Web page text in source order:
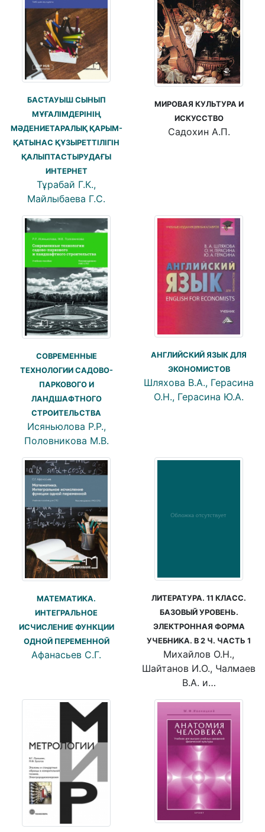
БАСТАУЫШ СЫНЫП
МҰҒАЛІМДЕРІНІҢ
МӘДЕНИЕТАРАЛЫҚ ҚАРЫМ-
ҚАТЫНАС ҚҰЗЫРЕТТІЛІГІН
ҚАЛЫПТАСТЫРУДАҒЫ
ИНТЕРНЕТ
Тұрабай Г.К.,
Майлыбаева Г.С.
МИРОВАЯ КУЛЬТУРА И
ИСКУССТВО
Садохин А.П.
СОВРЕМЕННЫЕ
ТЕХНОЛОГИИ САДОВО-
ПАРКОВОГО И
ЛАНДШАФТНОГО
СТРОИТЕЛЬСТВА
Исяньюлова Р.Р.,
Половникова М.В.
АНГЛИЙСКИЙ ЯЗЫК ДЛЯ
ЭКОНОМИСТОВ
Шляхова В.А., Герасина
О.Н., Герасина Ю.А.
МАТЕМАТИКА.
ИНТЕГРАЛЬНОЕ
ИСЧИСЛЕНИЕ ФУНКЦИИ
ОДНОЙ ПЕРЕМЕННОЙ
Афанасьев С.Г.
ЛИТЕРАТУРА. 11 КЛАСС.
БАЗОВЫЙ УРОВЕНЬ.
ЭЛЕКТРОННАЯ ФОРМА
УЧЕБНИКА. В 2 Ч. ЧАСТЬ 1
Михайлов О.Н.,
Шайтанов И.О., Чалмаев
В.А. и…